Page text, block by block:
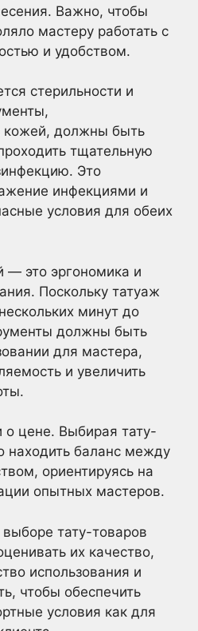
Важно, чтобы
мастеру работать с
и удобством.
стерильности и
кожей, должны быть
тщательную
Это
инфекциями и
условия для обеих
— это эргономика и
Поскольку татуаж
минут до
должны быть
для мастера,
и увеличить
о цене. Выбирая тату-
находить баланс между
ориентируясь на
опытных мастеров.
тату-товаров
их качество,
использования и
чтобы обеспечить
условия как для